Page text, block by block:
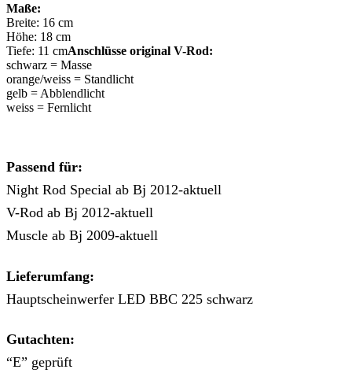
Maße:
Breite: 16 cm
Höhe: 18 cm
Tiefe: 11 cmAnschlüsse original V-Rod:
schwarz = Masse
orange/weiss = Standlicht
gelb = Abblendlicht
weiss = Fernlicht
Passend für:
Night Rod Special ab Bj 2012-aktuell
V-Rod ab Bj 2012-aktuell
Muscle ab Bj 2009-aktuell
Lieferumfang:
Hauptscheinwerfer LED BBC 225 schwarz
Gutachten:
“E” geprüft